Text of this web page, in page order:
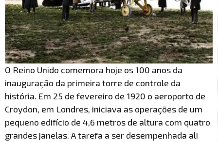
O Reino Unido comemora hoje os 100 anos da
inauguração da primeira torre de controle da
história. Em 25 de fevereiro de 1920 o aeroporto de
Croydon, em Londres, iniciava as operações de um
pequeno edifício de 4,6 metros de altura com quatro
grandes janelas. A tarefa a ser desempenhada ali